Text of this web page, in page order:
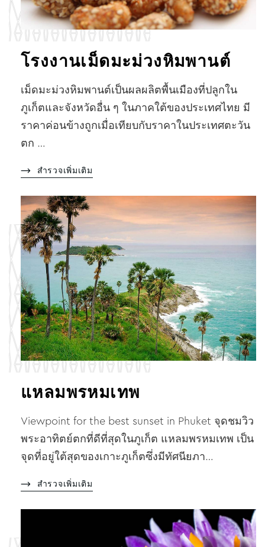
โรงงานเม็ดมะม่วงหิมพานต์
เม็ดมะม่วงหิมพานต์เป็นผลผลิตพื้นเมืองที่ปลูกใน
ภูเก็ตและจังหวัดอื่น ๆ ในภาคใต้ของประเทศไทย มี
ราคาค่อนข้างถูกเมื่อเทียบกับราคาในประเทศตะวัน
ตก …
สำรวจเพิ่มเติม
แหลมพรหมเทพ
Viewpoint for the best sunset in Phuket จุดชมวิว
พระอาทิตย์ตกที่ดีที่สุดในภูเก็ต แหลมพรหมเทพ เป็น
จุดที่อยู่ใต้สุดของเกาะภูเก็ตซึ่งมีทัศนียภา…
สำรวจเพิ่มเติม